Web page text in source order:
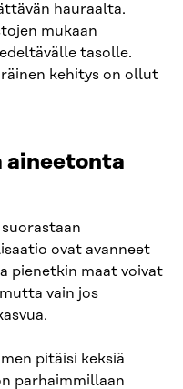
hauraalta.
mukaan
tasolle.
kehitys on ollut
aineetonta
ovat avanneet
pienetkin maat voivat
vain jos
pitäisi keksiä
parhaimmillaan